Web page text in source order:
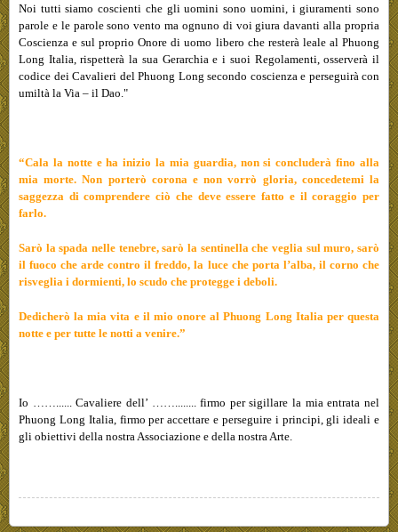
Noi tutti siamo coscienti che gli uomini sono uomini, i giuramenti sono
parole e le parole sono vento ma ognuno di voi giura davanti alla propria
Coscienza e sul proprio Onore di uomo libero che resterà leale al Phuong
Long Italia, rispetterà la sua Gerarchia e i suoi Regolamenti, osserverà il
codice dei Cavalieri del Phuong Long secondo coscienza e perseguirà con
umiltà la Via – il Dao."
“Cala la notte e ha inizio la mia guardia, non si concluderà fino alla
mia morte. Non porterò corona e non vorrò gloria, concedetemi la
saggezza di comprendere ciò che deve essere fatto e il coraggio per
farlo.
Sarò la spada nelle tenebre, sarò la sentinella che veglia sul muro, sarò
il fuoco che arde contro il freddo, la luce che porta l’alba, il corno che
risveglia i dormienti, lo scudo che protegge i deboli.
Dedicherò la mia vita e il mio onore al Phuong Long Italia per questa
notte e per tutte le notti a venire.”
Io ……...... Cavaliere dell’ ……........ firmo per sigillare la mia entrata nel
Phuong Long Italia, firmo per accettare e perseguire i principi, gli ideali e
gli obiettivi della nostra Associazione e della nostra Arte.